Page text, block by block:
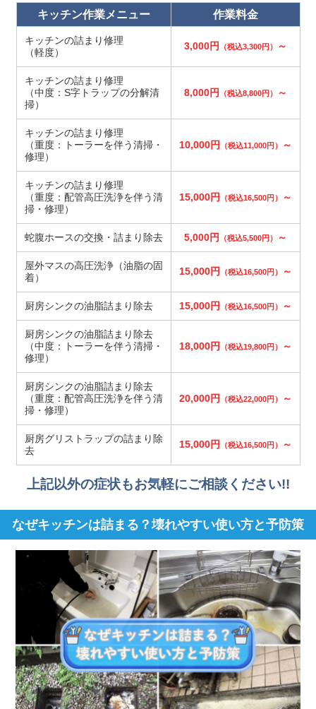
キッチン作業メニュー 作業料金
キッチンの詰まり修理
（軽度）
3,000円 （税込3,300円） ～
キッチンの詰まり修理
（中度：S字トラップの分解清
掃）
8,000円 （税込8,800円） ～
キッチンの詰まり修理
（重度：トーラーを伴う清掃・
修理）
10,000円 （税込11,000円） ～
キッチンの詰まり修理
（重度：配管高圧洗浄を伴う清
掃・修理）
15,000円 （税込16,500円） ～
蛇腹ホースの交換・詰まり除去 5,000円 （税込5,500円） ～
屋外マスの高圧洗浄（油脂の固
着）
15,000円 （税込16,500円） ～
厨房シンクの油脂詰まり除去 15,000円 （税込16,500円） ～
厨房シンクの油脂詰まり除去
（中度：トーラーを伴う清掃・
修理）
18,000円 （税込19,800円） ～
厨房シンクの油脂詰まり除去
（重度：配管高圧洗浄を伴う清
掃・修理）
20,000円 （税込22,000円） ～
厨房グリストラップの詰まり除
去
15,000円 （税込16,500円） ～
上記以外の症状もお気軽にご相談ください!!
なぜキッチンは詰まる？壊れやすい使い方と予防策